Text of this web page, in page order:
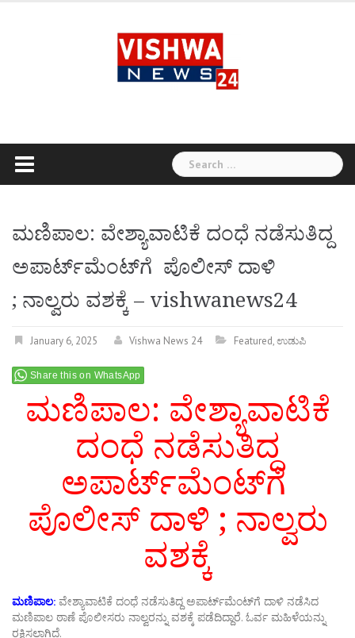
Search
for:
ಮಣಿಪಾಲ: ವೇಶ್ಯಾವಾಟಿಕೆ ದಂಧೆ ನಡೆಸುತಿದ್ದ
ಅಪಾರ್ಟ್‌ಮೆಂಟ್‌ಗೆ ಪೊಲೀಸ್ ದಾಳಿ
; ನಾಲ್ವರು ವಶಕ್ಕೆ – vishwanews24
January 6, 2025 Vishwa News 24 Featured,ಉಡುಪಿ
Share this on WhatsApp
ಮಣಿಪಾಲ: ವೇಶ್ಯಾವಾಟಿಕೆ
ದಂಧೆ ನಡೆಸುತಿದ್ದ
ಅಪಾರ್ಟ್‌ಮೆಂಟ್‌ಗೆ
ಪೊಲೀಸ್ ದಾಳಿ ; ನಾಲ್ವರು
ವಶಕ್ಕೆ
ಮಣಿಪಾಲ: ವೇಶ್ಯಾವಾಟಿಕೆ ದಂಧೆ ನಡೆಸುತಿದ್ದ ಅಪಾರ್ಟ್‌ಮೆಂಟ್‌ಗೆ ದಾಳಿ ನಡೆಸಿದ
ಮಣಿಪಾಲ ಠಾಣೆ ಪೊಲೀಸರು ನಾಲ್ವರನ್ನು ವಶಕ್ಕೆ ಪಡೆದಿದ್ದಾರೆ. ಓರ್ವ ಮಹಿಳೆಯನ್ನು
ರಕ್ಷಿಸಲಾಗಿದೆ.